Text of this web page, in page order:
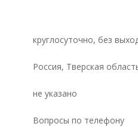
круглосуточно, без
Россия, Тверская
не указано
Вопросы по телефону